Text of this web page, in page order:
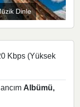
Dinle
Kbps (Yüksek
Albümü,